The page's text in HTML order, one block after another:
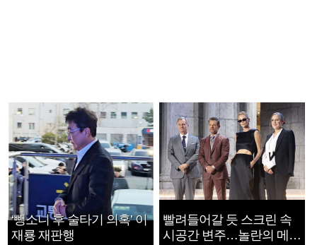
‘뺑소니 후 술타기 의혹’ 이
재룡 재판행
빨려들어갈 듯 스크린 속
시공간 변주…놀란의 메시